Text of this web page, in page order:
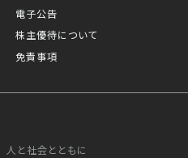
電子公告
株主優待について
免責事項
人と社会とともに